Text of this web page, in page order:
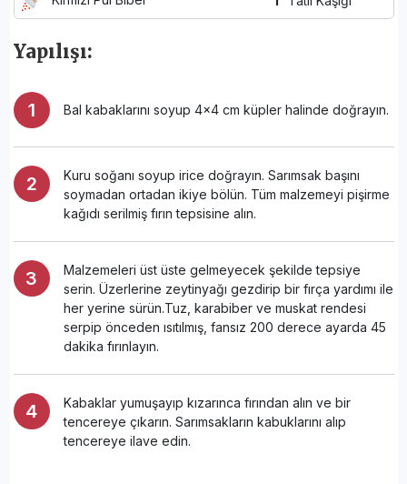
Yapılışı:
Bal kabaklarını soyup 4x4 cm küpler halinde doğrayın.
Kuru soğanı soyup irice doğrayın. Sarımsak başını
soymadan ortadan ikiye bölün. Tüm malzemeyi pişirme
kağıdı serilmiş fırın tepsisine alın.
Malzemeleri üst üste gelmeyecek şekilde tepsiye
serin. Üzerlerine zeytinyağı gezdirip bir fırça yardımı ile
her yerine sürün.Tuz, karabiber ve muskat rendesi
serpip önceden ısıtılmış, fansız 200 derece ayarda 45
dakika fırınlayın.
Kabaklar yumuşayıp kızarınca fırından alın ve bir
tencereye çıkarın. Sarımsakların kabuklarını alıp
tencereye ilave edin.